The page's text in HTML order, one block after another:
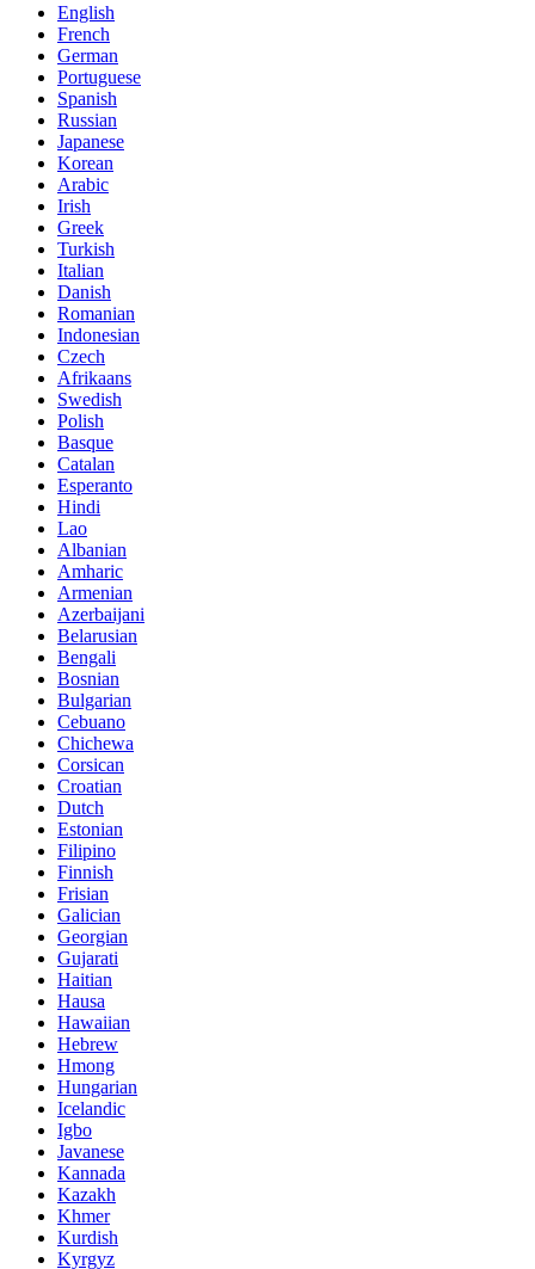
English
French
German
Portuguese
Spanish
Russian
Japanese
Korean
Arabic
Irish
Greek
Turkish
Italian
Danish
Romanian
Indonesian
Czech
Afrikaans
Swedish
Polish
Basque
Catalan
Esperanto
Hindi
Lao
Albanian
Amharic
Armenian
Azerbaijani
Belarusian
Bengali
Bosnian
Bulgarian
Cebuano
Chichewa
Corsican
Croatian
Dutch
Estonian
Filipino
Finnish
Frisian
Galician
Georgian
Gujarati
Haitian
Hausa
Hawaiian
Hebrew
Hmong
Hungarian
Icelandic
Igbo
Javanese
Kannada
Kazakh
Khmer
Kurdish
Kyrgyz